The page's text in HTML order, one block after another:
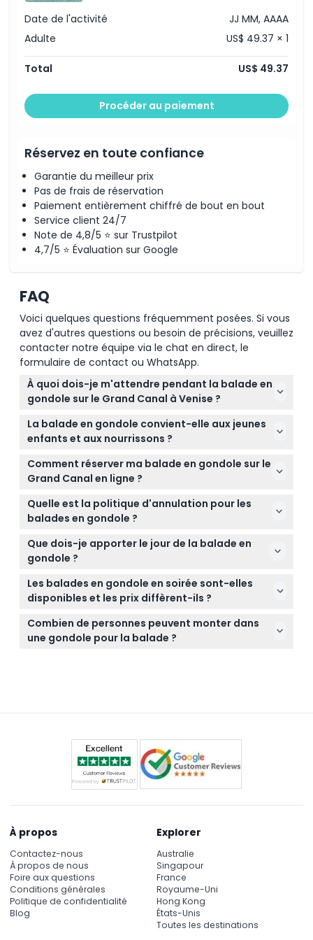
Exclus
À savoir
Emplacement
Politique d'annulation
Date de l'activité
JJ MM, AAAA
Adulte
US$ 49.37 × 1
Total US$ 49.37
Procéder au paiement
Réservez en toute confiance
Garantie du meilleur prix
Pas de frais de réservation
Paiement entièrement chiffré de bout en bout
Service client 24/7
Note de 4,8/5 ⭐ sur Trustpilot
4,7/5 ⭐ Évaluation sur Google
FAQ
Voici quelques questions fréquemment posées. Si vous
avez d'autres questions ou besoin de précisions, veuillez
contacter notre équipe via le chat en direct, le
formulaire de contact ou WhatsApp.
À quoi dois-je m'attendre pendant la balade en
gondole sur le Grand Canal à Venise ?
Vous profiterez d'une balade en gondole partagée
de 15 à 30 minutes le long du Grand Canal et des
splendide sur des ponts et palais historiques. Un
guide local fournit un commentaire multilingue,
la ville.
La balade en gondole convient-elle aux jeunes
enfants et aux nourrissons ?
Oui, les nourrissons âgés de 0 à 2 ans peuvent
voyager gratuitement s'ils n'occupent pas de siège
séparé, mais les enfants de 3 ans et plus sont
facturés au même tarif que les adultes. Veillez à
inclure tous les passagers dans votre décompte
Comment réserver ma balade en gondole sur le
Grand Canal en ligne ?
Vous pouvez réserver facilement votre balade en
gondole en ligne via ce site. Il vous suffit de
sélectionner la date et l'heure souhaitées, vérifier la
disponibilité et sécuriser vos billets durant un
processus de réservation simple.
Quelle est la politique d'annulation pour les
balades en gondole ?
Les billets ne sont ni remboursables ni annulables,
alors soyez sûr de vos plans avant de réserver.
Votre billet doit être utilisé à la date et à l'heure
réservées.
Que dois-je apporter le jour de la balade en
gondole ?
Apportez des vêtements confortables et un
appareil photo pour capturer les magnifiques vues.
N'oubliez pas de vérifier la météo car les balades
peuvent être interrompues en cas de mauvais
temps, et habillez-vous en conséquence.
Les balades en gondole en soirée sont-elles
disponibles et les prix diffèrent-ils ?
Oui, les balades en soirée ont lieu de 19h00 jusqu’à
environ 3h00 du matin et coûtent souvent plus
cher que celles de jour (sujet à modification —
Combien de personnes peuvent monter dans
une gondole pour la balade ?
À propos
Contactez-nous
À propos de nous
Foire aux questions
Conditions générales
Politique de confidentialité
Blog
Explorer
Australie
Singapour
France
Royaume-Uni
Hong Kong
États-Unis
Toutes les destinations